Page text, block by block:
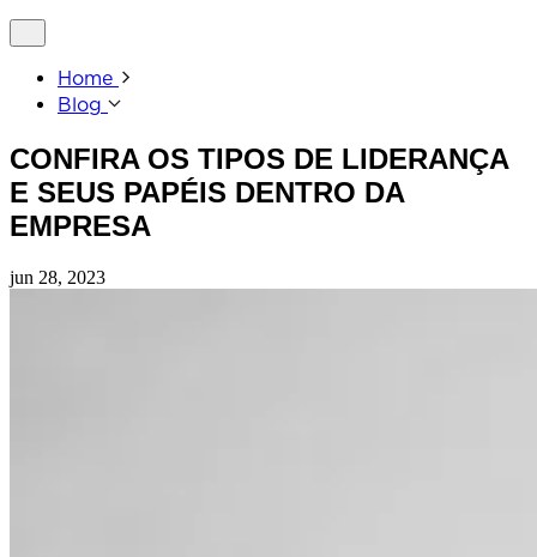
Home
Blog
CONFIRA OS TIPOS DE LIDERANÇA
E SEUS PAPÉIS DENTRO DA
EMPRESA
jun 28, 2023